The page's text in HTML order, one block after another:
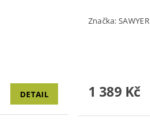
DETAIL
Značka:SAWYER
1 389 Kč